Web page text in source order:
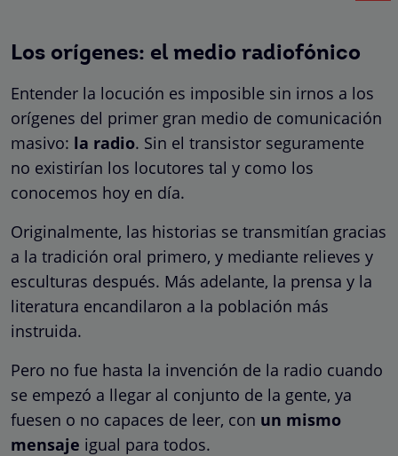
Los orígenes: el medio radiofónico
Entender la locución es imposible sin irnos a los
orígenes del primer gran medio de comunicación
masivo: la radio. Sin el transistor seguramente
no existirían los locutores tal y como los
conocemos hoy en día.
Originalmente, las historias se transmitían gracias
a la tradición oral primero, y mediante relieves y
esculturas después. Más adelante, la prensa y la
literatura encandilaron a la población más
instruida.
Pero no fue hasta la invención de la radio cuando
se empezó a llegar al conjunto de la gente, ya
fuesen o no capaces de leer, con un mismo
mensaje igual para todos.